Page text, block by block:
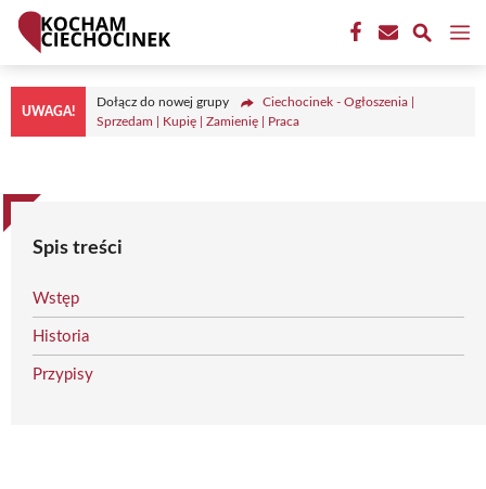
Przejdź
treści
UWAGA!
Dołącz do nowej grupy
Ciechocinek - Ogłoszenia |
Sprzedam | Kupię | Zamienię | Praca
Spis treści
Wstęp
Historia
Przypisy